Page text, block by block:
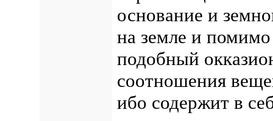
основание и
на земле и
подобный
соотношения
ибо содержит в